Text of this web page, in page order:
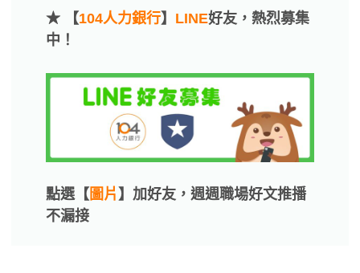
★ 【104人力銀行】 LINE好友，熱烈募集
中！
點選【 圖片 】加好友，週週職場好文推播
不漏接